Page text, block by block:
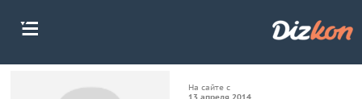
На сайте с